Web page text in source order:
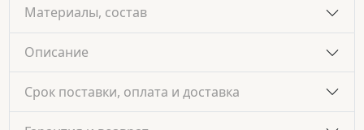
Материалы, состав
Описание
Срок поставки, оплата и доставка